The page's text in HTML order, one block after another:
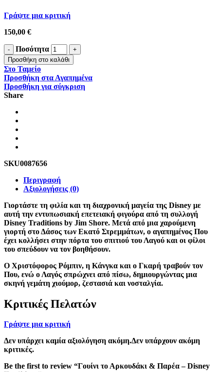
Γράψτε μια κριτική
150,00 €
Ποσότητα
Προσθήκη στο καλάθι
Στο Ταμείο
Προσθήκη στα Αγαπημένα
Προσθήκη για σύγκριση
Share
SKU0087656
Περιγραφή
Αξιολογήσεις (0)
Γιορτάστε τη φιλία και τη διαχρονική μαγεία της Disney με
αυτή την εντυπωσιακή επετειακή φιγούρα από τη συλλογή
Disney Traditions by Jim Shore. Μετά από μια χαρούμενη
γιορτή στο Δάσος των Εκατό Στρεμμάτων, ο αγαπημένος Που
έχει κολλήσει στην πόρτα του σπιτιού του Λαγού και οι φίλοι
του σπεύδουν να τον βοηθήσουν.
Ο Χριστόφορος Ρόμπιν, η Κάνγκα και ο Γκαρή τραβούν τον
Που, ενώ ο Λαγός σπρώχνει από πίσω, δημιουργώντας μια
σκηνή γεμάτη χιούμορ, ζεστασιά και νοσταλγία.
Κριτικές Πελατών
Γράψτε μια κριτική
Δεν υπάρχει καμία αξιολόγηση ακόμη.Δεν υπάρχουν ακόμη
κριτικές.
Be the first to review “Γουίνι το Αρκουδάκι & Παρέα – Disney